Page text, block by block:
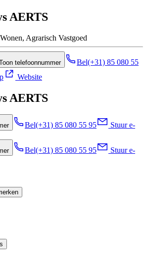
AERTS
Agrarisch Vastgoed
telefoonnummer Bel(+31) 85 080 55
Website
AERTS
Bel(+31) 85 080 55 95
Stuur e-
Bel(+31) 85 080 55 95
Stuur e-